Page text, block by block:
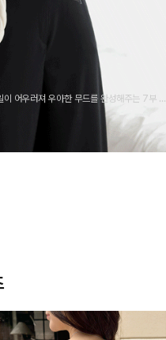
어우러져 우아한 무드를 완성해주는 7부 블
근룩, 하객룩까지 세련된 스타일링을 연출하